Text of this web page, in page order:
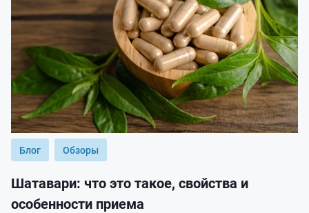
Блог Обзоры
Шатавари: что это такое, свойства и
особенности приема